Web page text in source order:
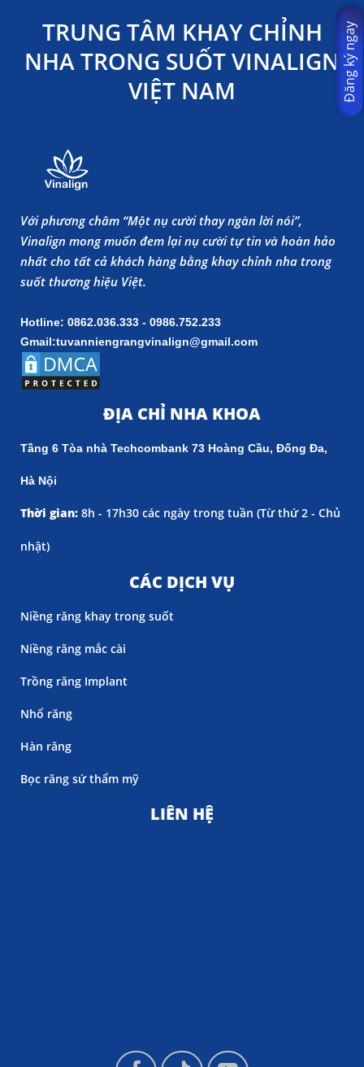
TRUNG TÂM KHAY CHỈNH
NHA TRONG SUỐT VINALIGN
VIỆT NAM
Với phương châm “Một nụ cười thay ngàn lời nói”,
Vinalign mong muốn đem lại nụ cười tự tin và hoàn hảo
nhất cho tất cả khách hàng bằng khay chỉnh nha trong
suốt thương hiệu Việt.
Hotline: 0862.036.333 - 0986.752.233
Gmail:tuvanniengrangvinalign@gmail.com
ĐỊA CHỈ NHA KHOA
Tầng 6 Tòa nhà Techcombank 73 Hoàng Cầu, Đống Đa,
Hà Nội
Thời gian: 8h - 17h30 các ngày trong tuần (Từ thứ 2 - Chủ
nhật)
CÁC DỊCH VỤ
Niềng răng khay trong suốt
Niềng răng mắc cài
Trồng răng Implant
Nhổ răng
Hàn răng
Bọc răng sứ thẩm mỹ
LIÊN HỆ
Đăng ký ngay